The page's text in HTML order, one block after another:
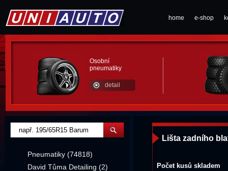
home e-shop
Osobní
pneumatiky
detail
Lišta zadního
Počet kusů skladem
Pneumatiky (74818)
David Tůma Detailing (2)